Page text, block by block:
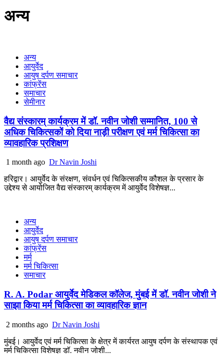
अन्य
अन्य
आयुर्वेद
आयुष दर्पण समाचार
कांफ्रेंस
समाचार
सेमीनार
वैद्य संस्कारम् कार्यक्रम में डॉ. नवीन जोशी सम्मानित, 100 से
अधिक चिकित्सकों को दिया नाड़ी परीक्षण एवं मर्म चिकित्सा का
व्यावहारिक प्रशिक्षण
1 month ago Dr Navin Joshi
हरिद्वार। आयुर्वेद के संरक्षण, संवर्धन एवं चिकित्सकीय कौशल के प्रसार के
उद्देश्य से आयोजित वैद्य संस्कारम् कार्यक्रम में आयुर्वेद विशेषज्ञ...
अन्य
आयुर्वेद
आयुष दर्पण समाचार
कांफ्रेंस
मर्म
मर्म चिकित्सा
समाचार
R. A. Podar आयुर्वेद मेडिकल कॉलेज, मुंबई में डॉ. नवीन जोशी ने
साझा किया मर्म चिकित्सा का व्यावहारिक ज्ञान
2 months ago Dr Navin Joshi
मुंबई। आयुर्वेद एवं मर्म चिकित्सा के क्षेत्र में कार्यरत आयुष दर्पण के संस्थापक एवं
मर्म चिकित्सा विशेषज्ञ डॉ. नवीन जोशी...